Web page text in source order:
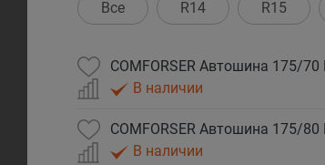
Все R14 R15
COMFORSER Автошина 175/70
В наличии
COMFORSER Автошина 175/80
В наличии